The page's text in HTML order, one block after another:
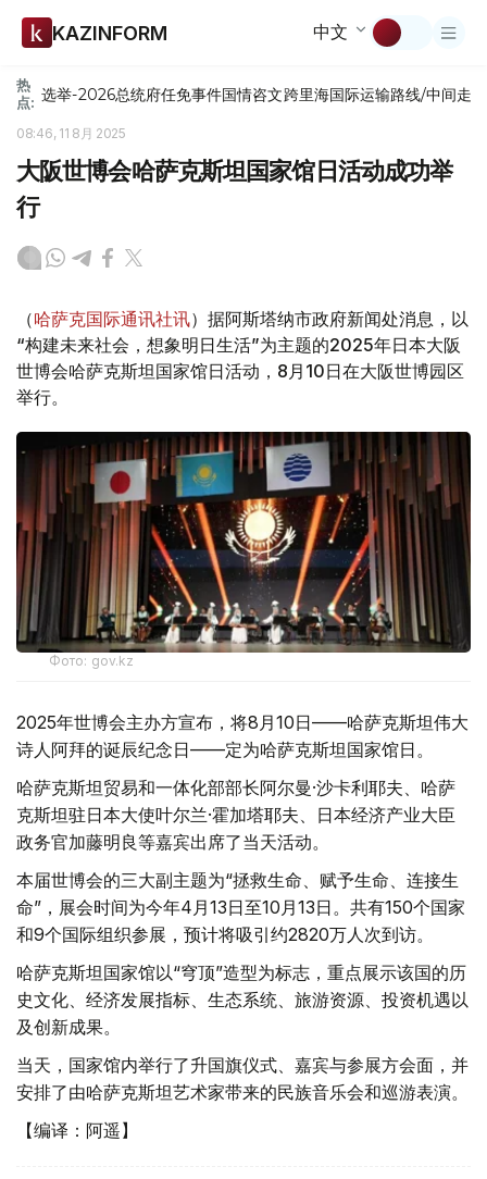
KAZINFORM 中文
热
点: 选举-2026总统府任免事件国情咨文跨里海国际运输路线/中间走廊
08:46, 11 8月 2025
大阪世博会哈萨克斯坦国家馆日活动成功举
行
（哈萨克国际通讯社讯）据阿斯塔纳市政府新闻处消息，以
“构建未来社会，想象明日生活”为主题的2025年日本大阪
世博会哈萨克斯坦国家馆日活动，8月10日在大阪世博园区
举行。
Фото: gov.kz
2025年世博会主办方宣布，将8月10日——哈萨克斯坦伟大
诗人阿拜的诞辰纪念日——定为哈萨克斯坦国家馆日。
哈萨克斯坦贸易和一体化部部长阿尔曼·沙卡利耶夫、哈萨
克斯坦驻日本大使叶尔兰·霍加塔耶夫、日本经济产业大臣
政务官加藤明良等嘉宾出席了当天活动。
本届世博会的三大副主题为“拯救生命、赋予生命、连接生
命”，展会时间为今年4月13日至10月13日。共有150个国家
和9个国际组织参展，预计将吸引约2820万人次到访。
哈萨克斯坦国家馆以“穹顶”造型为标志，重点展示该国的历
史文化、经济发展指标、生态系统、旅游资源、投资机遇以
及创新成果。
当天，国家馆内举行了升国旗仪式、嘉宾与参展方会面，并
安排了由哈萨克斯坦艺术家带来的民族音乐会和巡游表演。
【编译：阿遥】